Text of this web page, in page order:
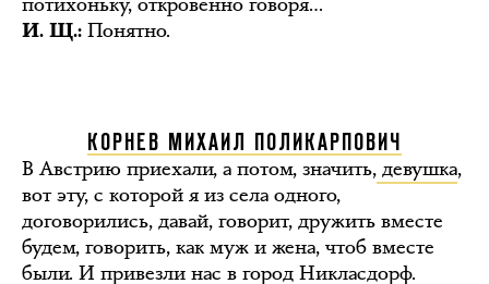
И. Щ.: Понятно.
КОРНЕВ МИХАИЛ ПОЛИКАРПОВИЧ
В Австрию приехали, а потом, значить, девушка,
вот эту, с которой я из села одного,
договорились, давай, говорит, дружить вместе
будем, говорить, как муж и жена, чтоб вместе
были. И привезли нас в город Никласдорф.